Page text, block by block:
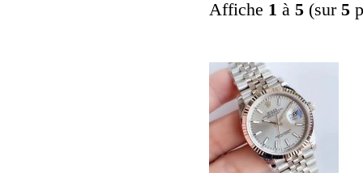
Affiche 1 à 5 (sur 5